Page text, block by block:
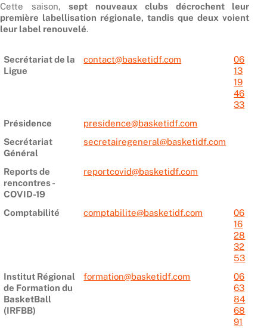
Cette saison, sept nouveaux clubs décrochent leur
première labellisation régionale, tandis que deux voient
leur label renouvelé.
Secrétariat de la
Ligue
contact@basketidf.com
06
13
19
46
33
Présidence
presidence@basketidf.com
Secrétariat
Général
secretairegeneral@basketidf.com
Reports de
rencontres -
COVID-19
reportcovid@basketidf.com
Comptabilité comptabilite@basketidf.com
06
16
28
32
53
Institut Régional
de Formation du
BasketBall
(IRFBB)
formation@basketidf.com
06
63
84
68
91